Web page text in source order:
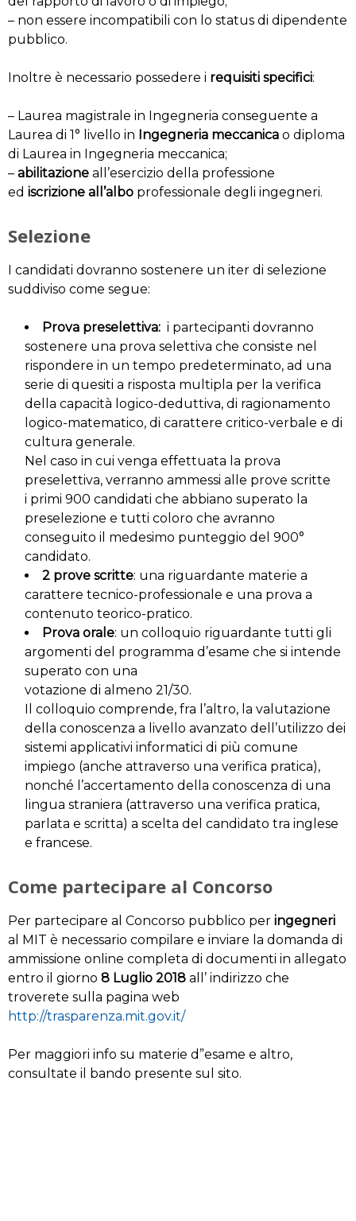
– non essere incompatibili con lo status di dipendente
pubblico.
Inoltre è necessario possedere i requisiti specifici:
– Laurea magistrale in Ingegneria conseguente a
Laurea di 1° livello in Ingegneria meccanica o diploma
di Laurea in Ingegneria meccanica;
– abilitazione all’esercizio della professione
ed iscrizione all’albo professionale degli ingegneri.
Selezione
I candidati dovranno sostenere un iter di selezione
suddiviso come segue:
Prova preselettiva: i partecipanti dovranno
sostenere una prova selettiva che consiste nel
rispondere in un tempo predeterminato, ad una
serie di quesiti a risposta multipla per la verifica
della capacità logico-deduttiva, di ragionamento
logico-matematico, di carattere critico-verbale e di
cultura generale.
Nel caso in cui venga effettuata la prova
preselettiva, verranno ammessi alle prove scritte
i primi 900 candidati che abbiano superato la
preselezione e tutti coloro che avranno
conseguito il medesimo punteggio del 900°
candidato.
2 prove scritte: una riguardante materie a
carattere tecnico-professionale e una prova a
contenuto teorico-pratico.
Prova orale: un colloquio riguardante tutti gli
argomenti del programma d’esame che si intende
superato con una
votazione di almeno 21/30.
Il colloquio comprende, fra l’altro, la valutazione
della conoscenza a livello avanzato dell’utilizzo dei
sistemi applicativi informatici di più comune
impiego (anche attraverso una verifica pratica),
nonché l’accertamento della conoscenza di una
lingua straniera (attraverso una verifica pratica,
parlata e scritta) a scelta del candidato tra inglese
e francese.
Come partecipare al Concorso
Per partecipare al Concorso pubblico per ingegneri
al MIT è necessario compilare e inviare la domanda di
ammissione online completa di documenti in allegato
entro il giorno 8 Luglio 2018 all’ indirizzo che
troverete sulla pagina web
http://trasparenza.mit.gov.it/
Per maggiori info su materie d”esame e altro,
consultate il bando presente sul sito.